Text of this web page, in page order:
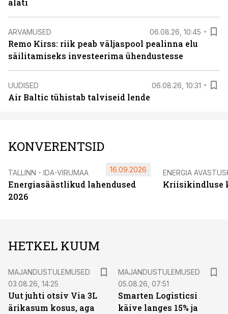
alati
ARVAMUSED 06.08.26, 10:45
Remo Kirss: riik peab väljaspool pealinna elu
säilitamiseks investeerima ühendustesse
UUDISED 06.08.26, 10:31
Air Baltic tühistab talviseid lende
KONVERENTSID
TALLINN - IDA-VIRUMAA
Energiasäästlikud lahendused
2026
16.09.2026 ENERGIA
Kriisikindluse
HETKEL KUUM
MAJANDUSTULEMUSED
03.08.26, 14:25
Uut juhti otsiv Via 3L
ärikasum kosus, aga
MAJANDUSTULEMUSED
05.08.26, 07:51
Smarten Logisticsi
käive langes 15% ja